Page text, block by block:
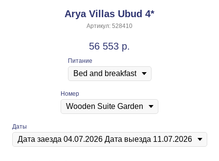
Arya Villas Ubud 4*
Артикул: 528410
56 553 р.
Питание
Номер
Даты